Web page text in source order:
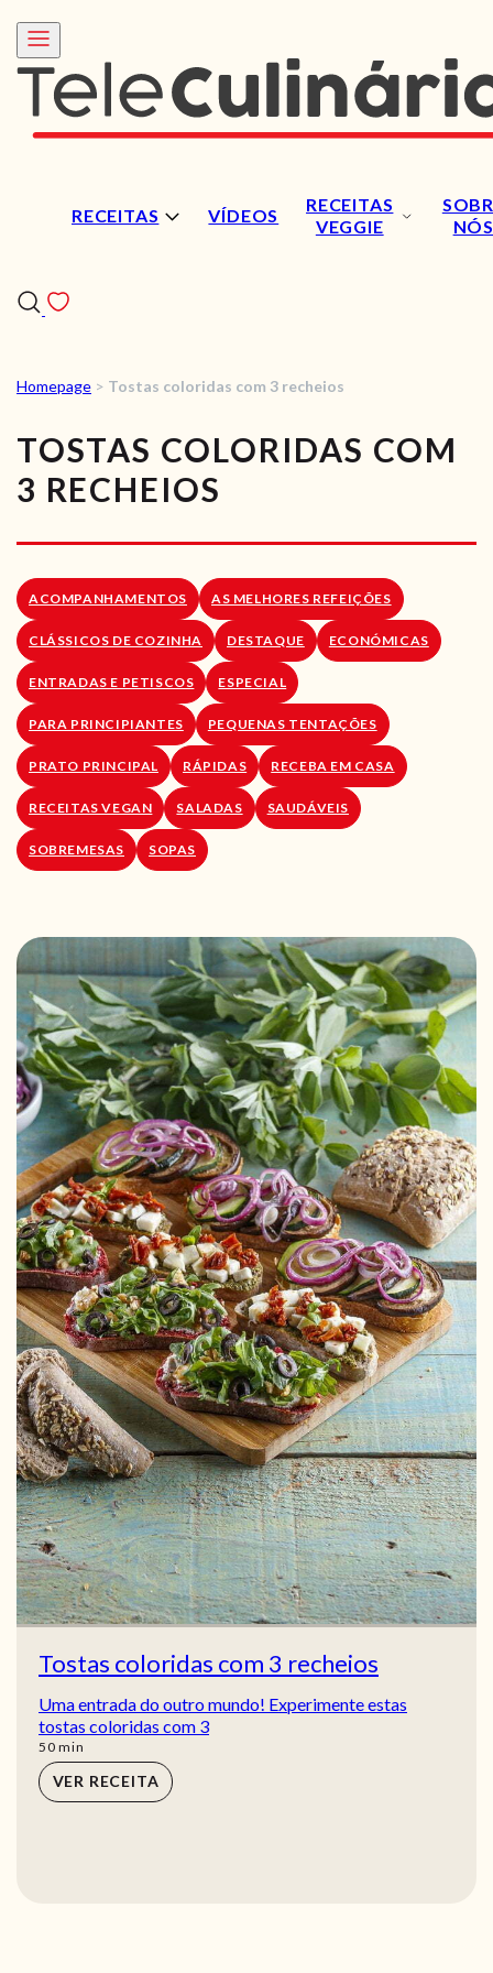
RECEITAS VÍDEOS
RECEITAS
VEGGIE
NÓS
RECEITAS
VÍDEOS
RECEITAS VEGGIE
LOJA ONLINE
BLOG
Homepage > Tostas coloridas com 3 recheios
TOSTAS COLORIDAS COM
3 RECHEIOS
ACOMPANHAMENTOS AS MELHORES REFEIÇÕES
CLÁSSICOS DE COZINHA DESTAQUE ECONÓMICAS
ENTRADAS E PETISCOS ESPECIAL
PARA PRINCIPIANTES PEQUENAS TENTAÇÕES
PRATO PRINCIPAL RÁPIDAS RECEBA EM CASA
RECEITAS VEGAN SALADAS SAUDÁVEIS
SOBREMESAS SOPAS
Tostas coloridas com 3 recheios
Uma entrada do outro mundo! Experimente estas
tostas coloridas com 3
50min
min
VER RECEITA